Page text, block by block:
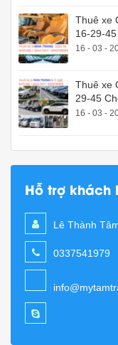
Thuê xe
16-29-
16 - 03 -
Thuê xe
29-45
16 - 03 -
Hỗ trợ khách
Lê Thành
0337541979